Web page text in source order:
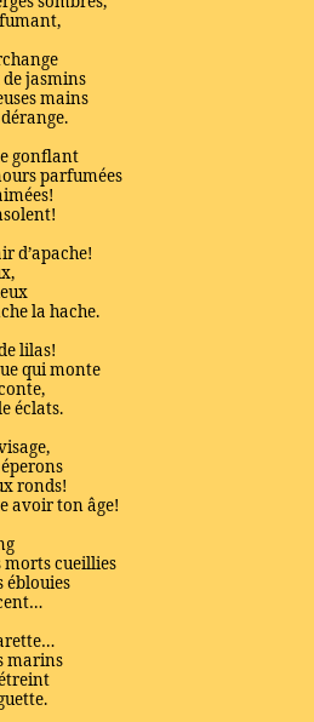
fumant,
jasmins
mains
gonflant
parfumées
d’apache!
la hache.
lilas!
qui monte
éclats.
ronds!
avoir ton âge!
morts cueillies
éblouies
marins